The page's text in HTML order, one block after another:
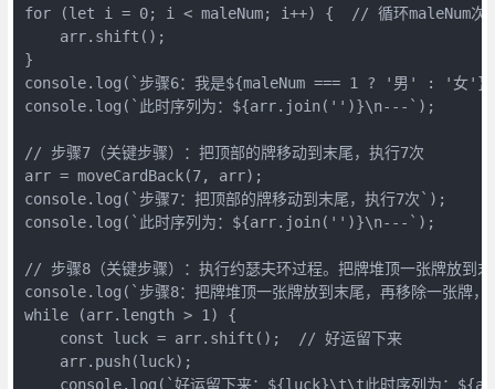
for (let i = 0; i < maleNum; i++) {  // 循环maleNum次
arr.shift();
}
console.log(`步骤6：我是${maleNum === 1 ? '男' : '女'}
console.log(`此时序列为：${arr.join('')}\n---`);
// 步骤7（关键步骤）：把顶部的牌移动到末尾，执行7次
arr = moveCardBack(7, arr);
console.log(`步骤7：把顶部的牌移动到末尾，执行7次`);
console.log(`此时序列为：${arr.join('')}\n---`);
// 步骤8（关键步骤）：执行约瑟夫环过程。把牌堆顶一张牌放到
console.log(`步骤8：把牌堆顶一张牌放到末尾，再移除一张牌
while (arr.length > 1) {
const luck = arr.shift();  // 好运留下来
arr.push(luck);
console.log(`好运留下来：${luck}\t\t此时序列为：